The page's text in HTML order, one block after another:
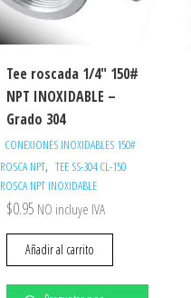
Tee roscada 1/4″ 150#
NPT INOXIDABLE –
Grado 304
CONEXIONES INOXIDABLES 150#
ROSCA NPT, TEE SS-304 CL-150
ROSCA NPT INOXIDABLE
$0.95 NO incluye IVA
Añadir al carrito